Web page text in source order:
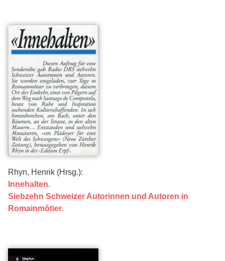
Rhyn, Henrik (Hrsg.):
Innehalten.
Siebzehn Schweizer Autorinnen und Autoren in
Romainmôtier.